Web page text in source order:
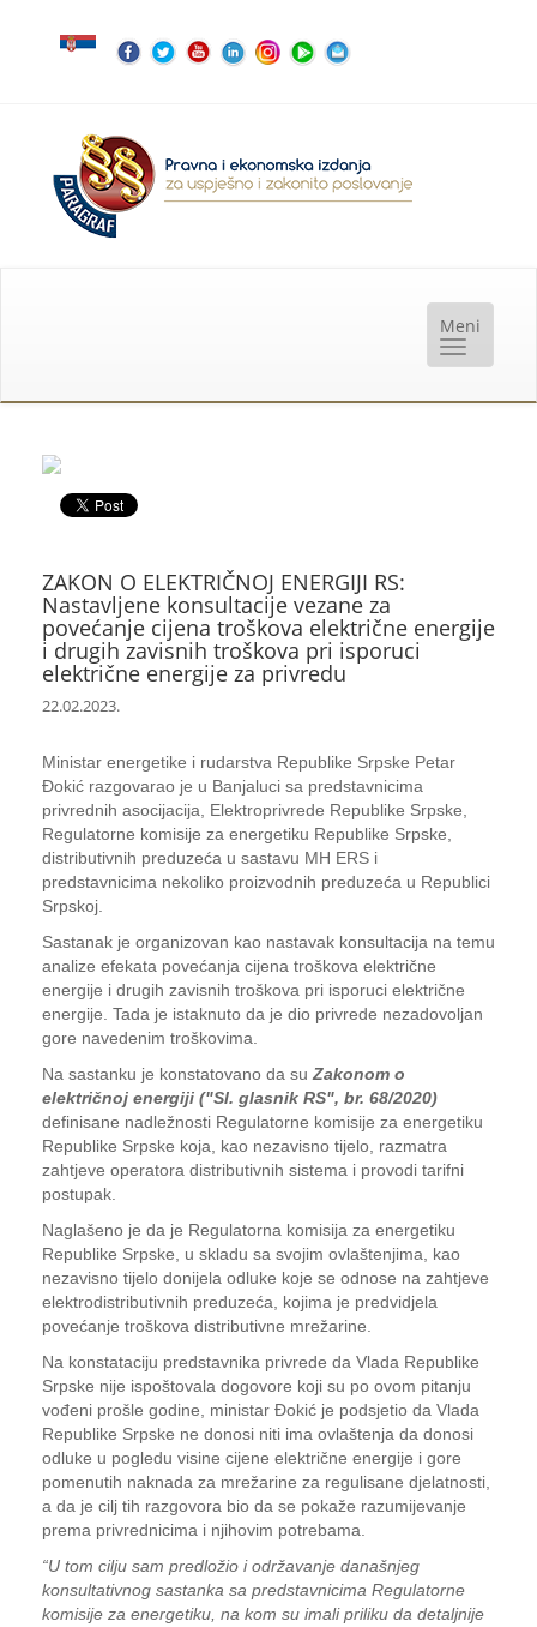
ZAKON O ELEKTRIČNOJ ENERGIJI RS:
Nastavljene konsultacije vezane za
povećanje cijena troškova električne energije
i drugih zavisnih troškova pri isporuci
električne energije za privredu
22.02.2023.
Ministar energetike i rudarstva Republike Srpske Petar
Đokić razgovarao je u Banjaluci sa predstavnicima
privrednih asocijacija, Elektroprivrede Republike Srpske,
Regulatorne komisije za energetiku Republike Srpske,
distributivnih preduzeća u sastavu MH ERS i
predstavnicima nekoliko proizvodnih preduzeća u Republici
Srpskoj.
Sastanak je organizovan kao nastavak konsultacija na temu
analize efekata povećanja cijena troškova električne
energije i drugih zavisnih troškova pri isporuci električne
energije. Tada je istaknuto da je dio privrede nezadovoljan
gore navedenim troškovima.
Na sastanku je konstatovano da su Zakonom o
električnoj energiji ("Sl. glasnik RS", br. 68/2020)
definisane nadležnosti Regulatorne komisije za energetiku
Republike Srpske koja, kao nezavisno tijelo, razmatra
zahtjeve operatora distributivnih sistema i provodi tarifni
postupak.
Naglašeno je da je Regulatorna komisija za energetiku
Republike Srpske, u skladu sa svojim ovlaštenjima, kao
nezavisno tijelo donijela odluke koje se odnose na zahtjeve
elektrodistributivnih preduzeća, kojima je predvidjela
povećanje troškova distributivne mrežarine.
Na konstataciju predstavnika privrede da Vlada Republike
Srpske nije ispoštovala dogovore koji su po ovom pitanju
vođeni prošle godine, ministar Đokić je podsjetio da Vlada
Republike Srpske ne donosi niti ima ovlaštenja da donosi
odluke u pogledu visine cijene električne energije i gore
pomenutih naknada za mrežarine za regulisane djelatnosti,
a da je cilj tih razgovora bio da se pokaže razumijevanje
prema privrednicima i njihovim potrebama.
“U tom cilju sam predložio i održavanje današnjeg
konsultativnog sastanka sa predstavnicima Regulatorne
komisije za energetiku, na kom su imali priliku da detaljnije